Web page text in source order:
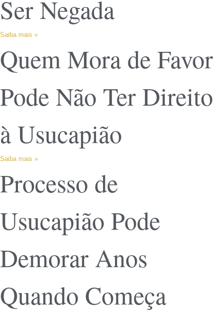
Ser Negada
Saiba mais »
Quem Mora de Favor
Pode Não Ter Direito
à Usucapião
Saiba mais »
Processo de
Usucapião Pode
Demorar Anos
Quando Começa